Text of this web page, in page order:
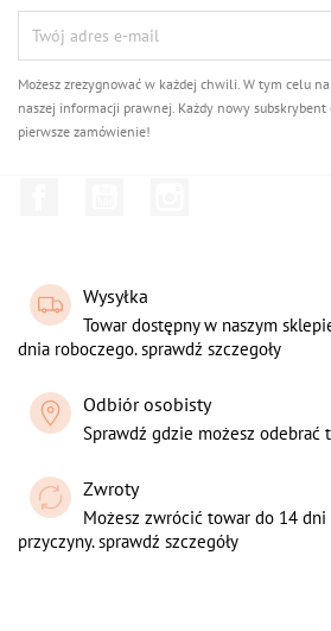
Możesz zrezygnować w każdej chwili. W tym celu
naszej informacji prawnej. Każdy nowy
pierwsze zamówienie!
Wysyłka
Towar dostępny w naszym
dnia roboczego. sprawdź szczegoły
Odbiór osobisty
Sprawdź gdzie możesz odebrać
Zwroty
Możesz zwrócić towar do 14
przyczyny. sprawdź szczegóły